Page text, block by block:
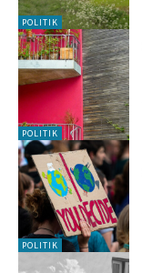
POLITIK
POLITIK
POLITIK